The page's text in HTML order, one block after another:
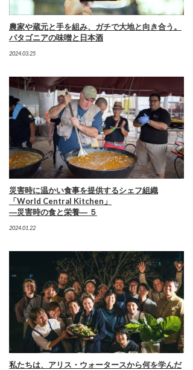
農家や蔵元と手を組み、ガチで大地と向き合う。
パタゴニアの味噌と日本酒
2024.03.25
災害時に温かい食事を提供するシェフ組織
「World Central Kitchen」
―災害時の食と栄養― ５
2024.01.22
私たちは、アリス・ウォータースから何を学んだ